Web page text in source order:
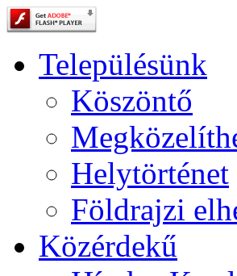
Településünk
Köszöntő
Helytörténet
Földrajzi
Közérdekű